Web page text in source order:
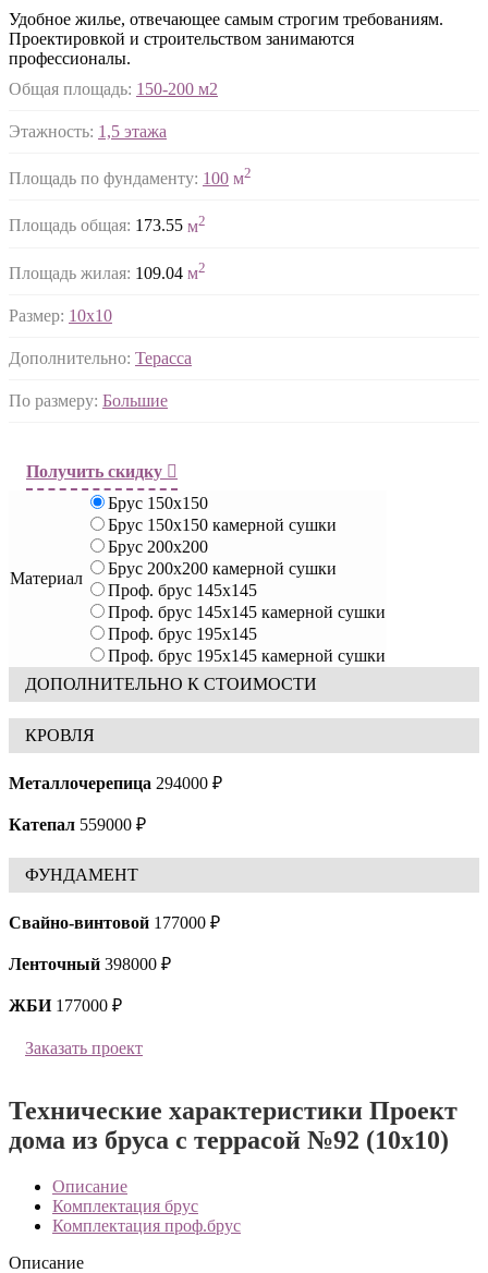
Удобное жилье, отвечающее самым строгим требованиям.
Проектировкой и строительством занимаются
профессионалы.
Общая площадь: 150-200 м2
Этажность: 1,5 этажа
Площадь по фундаменту: 100 м2
Площадь общая: 173.55 м2
Площадь жилая: 109.04 м2
Размер: 10х10
Дополнительно: Терасса
По размеру: Большие
Получить скидку
Материал
Брус 150х150
Брус 150х150 камерной сушки
Брус 200х200
Брус 200х200 камерной сушки
Проф. брус 145х145
Проф. брус 145х145 камерной сушки
Проф. брус 195х145
Проф. брус 195х145 камерной сушки
ДОПОЛНИТЕЛЬНО К СТОИМОСТИ
КРОВЛЯ
Металлочерепица 294000 ₽
Катепал 559000 ₽
ФУНДАМЕНТ
Свайно-винтовой 177000 ₽
Ленточный 398000 ₽
ЖБИ177000 ₽
Заказать проект
Технические характеристики Проект
дома из бруса с террасой №92 (10х10)
Описание
Комплектация брус
Комплектация проф.брус
Описание